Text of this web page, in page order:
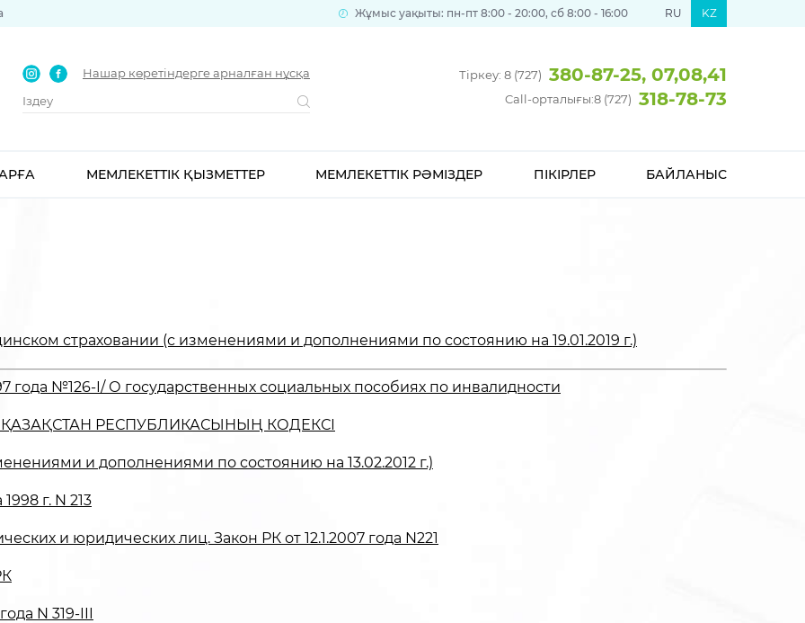
Жұмыс уақыты: пн-пт 8:00 - 20:00, сб 8:00 - 16:00 RU KZ
Нашар көретіндерге арналған нұсқа Тіркеу: 8 (727) 380-87-25, 07,08,41
Call-орталығы:8 (727) 318-78-73
МЕМЛЕКЕТТІК ҚЫЗМЕТТЕР МЕМЛЕКЕТТІК РӘМІЗДЕР ПІКІРЛЕР БАЙЛАНЫС
страховании (с изменениями и дополнениями по состоянию на 19.01.2019 г.)
года №126-I/ О государственных социальных пособиях по инвалидности
РЕСПУБЛИКАСЫНЫҢ КОДЕКСІ
и дополнениями по состоянию на 13.02.2012 г.)
г. N 213
и юридических лиц. Закон РК от 12.1.2007 года N221
N 319-III